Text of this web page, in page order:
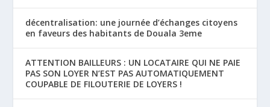
décentralisation: une journée d’échanges citoyens
en faveurs des habitants de Douala 3eme
ATTENTION BAILLEURS : UN LOCATAIRE QUI NE PAIE
PAS SON LOYER N’EST PAS AUTOMATIQUEMENT
COUPABLE DE FILOUTERIE DE LOYERS !